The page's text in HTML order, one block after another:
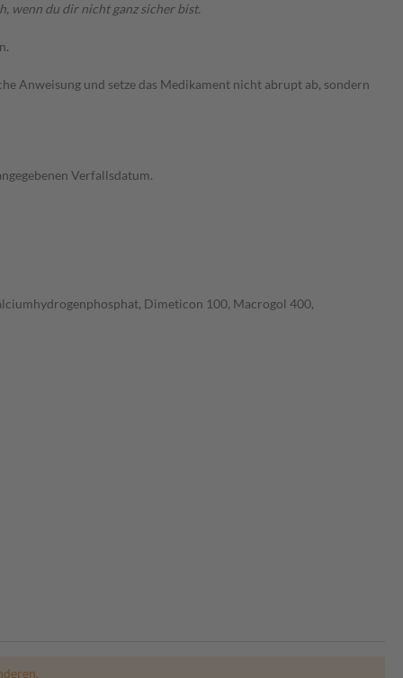
wenn du dir nicht ganz sicher bist.
Anweisung und setze das Medikament nicht abrupt ab, sondern
Verfallsdatum.
Dimeticon 100, Macrogol 400,